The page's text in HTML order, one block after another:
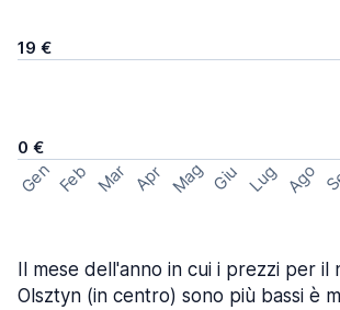
19 €
0 €
Gen Feb Mar Apr Mag Giu Lug Ago
Il mese dell'anno in cui i prezzi per il
Olsztyn (in centro) sono più bassi è